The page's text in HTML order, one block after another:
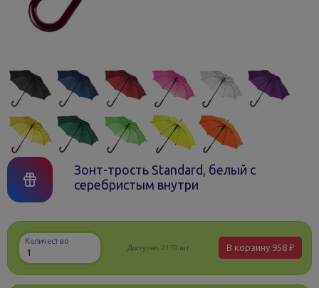
Зонт-трость Standard, белый с
серебристым внутри
Количество
Доступно: 2170 шт. В корзину 958 ₽